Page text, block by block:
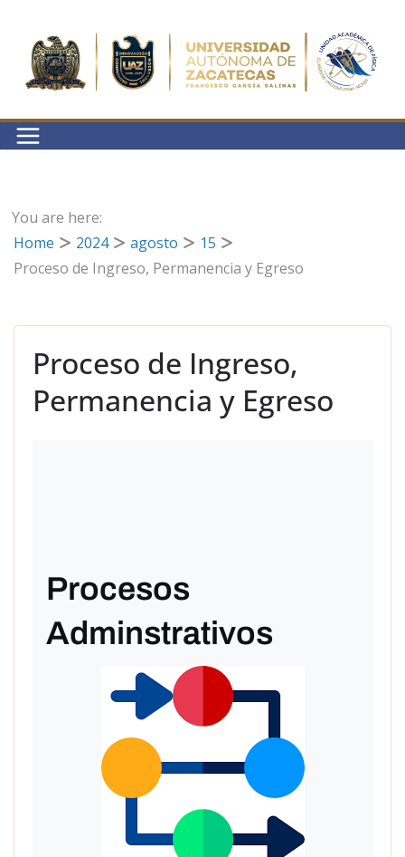
You are here:
Home
2024 agosto
15
Proceso de Ingreso, Permanencia y Egreso
Proceso de Ingreso,
Permanencia y Egreso
Procesos
Adminstrativos